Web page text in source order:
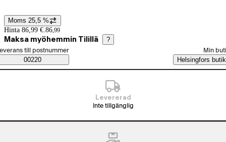
Prisinformation
Moms 25,5 %
Hinta 86,99 €. 86,99
Maksa myöhemmin Tilillä ?
Saatavuustiedot
beställningssätt
till postnummer
00220
Min
Helsingfors butik
Levererad
Inte tillgänglig